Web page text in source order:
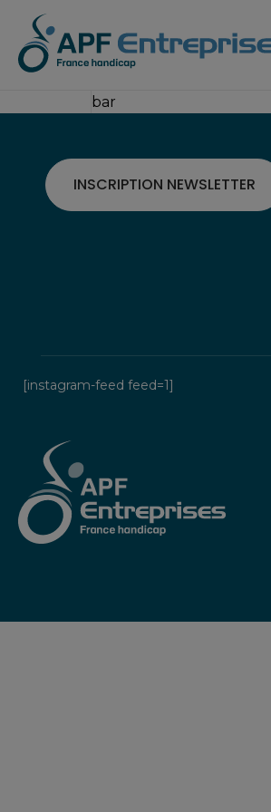
bar
INSCRIPTION NEWSLETTER
[instagram-feed feed=1]